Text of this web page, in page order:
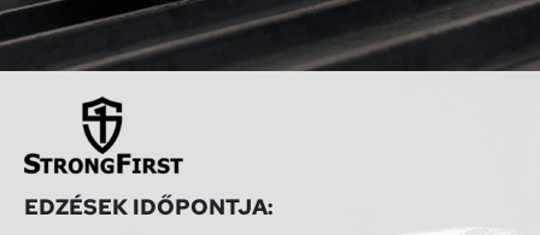
EDZÉSEK IDŐPONTJA: